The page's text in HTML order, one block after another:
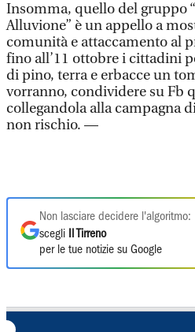
Insomma, quello del gruppo
Alluvione” è un appello a
comunità e attaccamento al
fino all’11 ottobre i cittadini
di pino, terra e erbacce un
vorranno, condividere su Fb
collegandola alla campagna
non rischio. —
Non lasciare decidere l'algoritmo:
scegli
Il Tirreno
per le tue notizie su Google